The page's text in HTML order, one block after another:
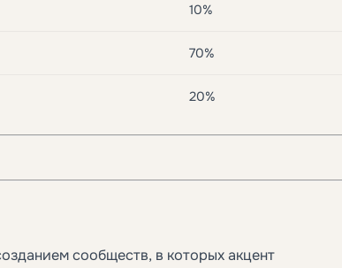
10%
70%
20%
сообществ, в которых акцент